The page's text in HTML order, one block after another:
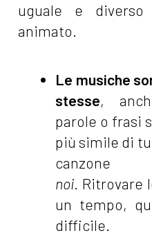
uguale e diverso
animato.
Le musiche
stesse,
parole o frasi
più simile di
canzone
noi. Ritrovare
un tempo,
difficile.